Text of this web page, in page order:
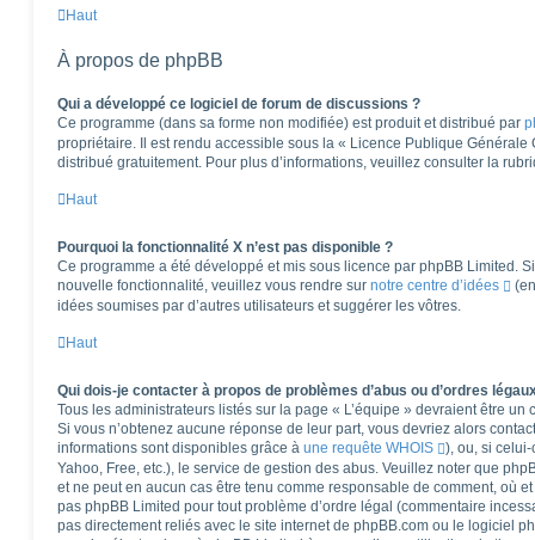
Haut
À propos de phpBB
Qui a développé ce logiciel de forum de discussions ?
Ce programme (dans sa forme non modifiée) est produit et distribué par
propriétaire. Il est rendu accessible sous la « Licence Publique Générale
distribué gratuitement. Pour plus d’informations, veuillez consulter la
Haut
Pourquoi la fonctionnalité X n’est pas disponible ?
Ce programme a été développé et mis sous licence par phpBB Limited.
nouvelle fonctionnalité, veuillez vous rendre sur notre centre d’idées
idées soumises par d’autres utilisateurs et suggérer les vôtres.
Haut
Qui dois-je contacter à propos de problèmes d’abus ou d’ordres
Tous les administrateurs listés sur la page « L’équipe » devraient être
Si vous n’obtenez aucune réponse de leur part, vous devriez alors
informations sont disponibles grâce à une requête WHOIS
), ou, si
Yahoo, Free, etc.), le service de gestion des abus. Veuillez noter que
et ne peut en aucun cas être tenu comme responsable de comment, où
pas phpBB Limited pour tout problème d’ordre légal (commentaire
pas directement reliés avec le site internet de phpBB.com ou le logiciel